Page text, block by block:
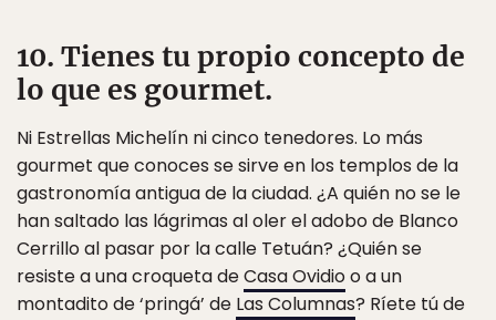
10. Tienes tu propio concepto de
lo que es gourmet.
Ni Estrellas Michelín ni cinco tenedores. Lo más
gourmet que conoces se sirve en los templos de la
gastronomía antigua de la ciudad. ¿A quién no se le
han saltado las lágrimas al oler el adobo de Blanco
Cerrillo al pasar por la calle Tetuán? ¿Quién se
resiste a una croqueta deCasa Ovidioo a un
montadito de ‘pringá’ de Las Columnas? Ríete tú de